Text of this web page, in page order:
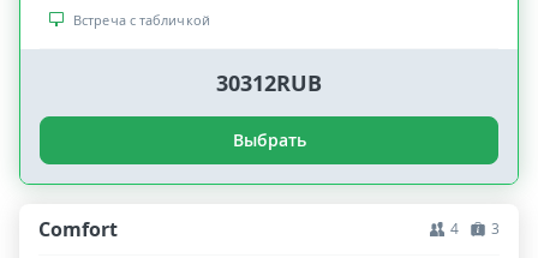
Встреча с табличкой
30312RUB
Выбрать
Comfort 4 3